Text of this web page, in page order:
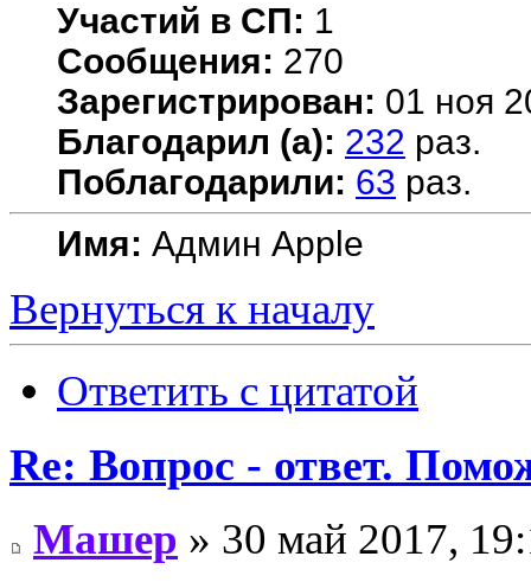
Участий в СП: 1
Сообщения: 270
Зарегистрирован: 01 ноя
Благодарил (а): 232 раз.
Поблагодарили: 63 раз.
Имя: Админ Apple
Вернуться к началу
Ответить с цитатой
Re: Вопрос - ответ.
Машер » 30 май 2017,